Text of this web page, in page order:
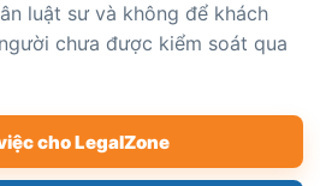
luật sư và không để khách
chưa được kiểm soát qua
cho LegalZone